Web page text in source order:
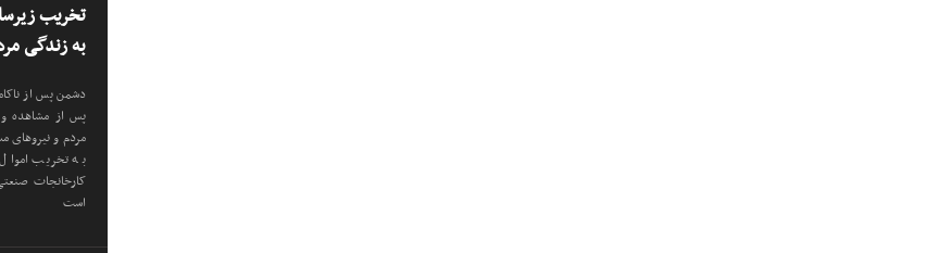
تخریب
به زندگی
دشمن پس از
پس از مشاهده و
مردم و نیروهای
به تخریب
کارخانجات
است